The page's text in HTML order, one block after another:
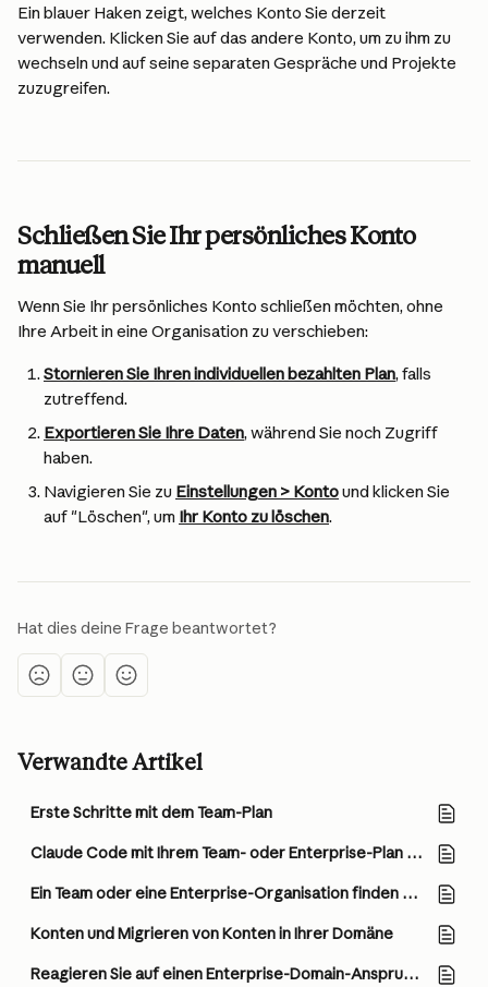
Ein blauer Haken zeigt, welches Konto Sie derzeit
verwenden. Klicken Sie auf das andere Konto, um zu ihm zu
wechseln und auf seine separaten Gespräche und Projekte
zuzugreifen.
Schließen Sie Ihr persönliches Konto
manuell
Wenn Sie Ihr persönliches Konto schließen möchten, ohne
Ihre Arbeit in eine Organisation zu verschieben:
Stornieren Sie Ihren individuellen bezahlten Plan, falls
zutreffend.
Exportieren Sie Ihre Daten, während Sie noch Zugriff
haben.
Navigieren Sie zu Einstellungen > Konto und klicken Sie
auf "Löschen", um Ihr Konto zu löschen.
Hat dies deine Frage beantwortet?
Verwandte Artikel
Erste Schritte mit dem Team-Plan
Claude Code mit Ihrem Team- oder Enterprise-Plan verwenden
Ein Team oder eine Enterprise-Organisation finden und beitreten
Konten und Migrieren von Konten in Ihrer Domäne
Reagieren Sie auf einen Enterprise-Domain-Anspruch in Ihrem Claude-Konto